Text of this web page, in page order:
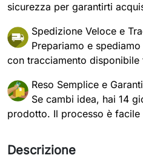
sicurezza per garantirti
Spedizione Veloce e
Prepariamo e
con tracciamento disponibile
Reso Semplice e
Se cambi idea, hai 14
prodotto. Il processo è
Descrizione